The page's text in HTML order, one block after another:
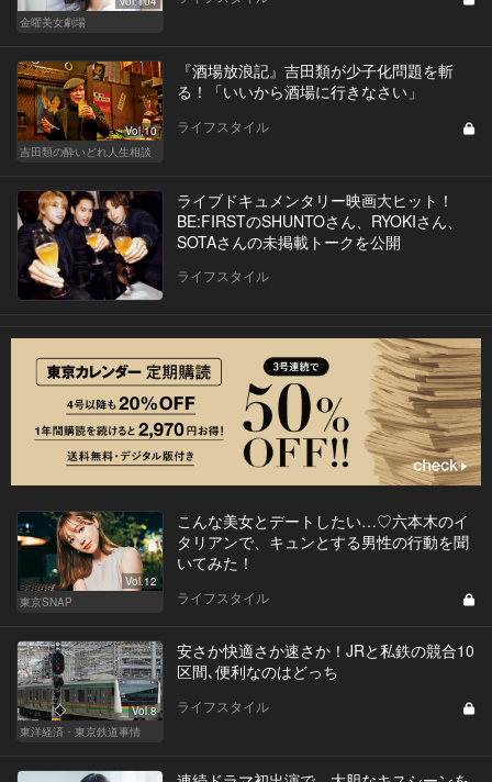
金曜美女劇場
Vol.10
吉田類の酔いどれ人生相談
『酒場放浪記』吉田類が少子化問題を斬
る！「いいから酒場に行きなさい」
ライフスタイル
ライブドキュメンタリー映画大ヒット！
BE:FIRSTのSHUNTOさん、RYOKIさん、
SOTAさんの未掲載トークを公開
ライフスタイル
Vol.12
東京SNAP
こんな美女とデートしたい…♡六本木のイ
タリアンで、キュンとする男性の行動を聞
いてみた！
ライフスタイル
Vol.8
東洋経済・東京鉄道事情
安さか快適さか速さか！JRと私鉄の競合10
区間､便利なのはどっち
ライフスタイル